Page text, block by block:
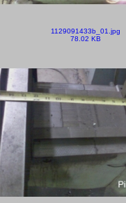
1129091433b_01.jpg
78.02 KB